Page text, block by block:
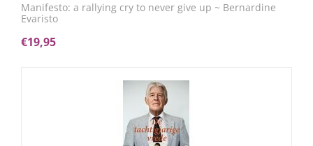
Manifesto: a rallying cry to never give up ~ Bernardine
Evaristo
€19,95